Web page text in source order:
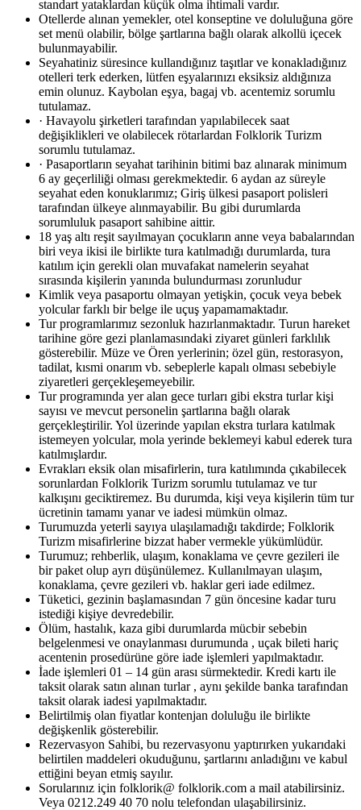
standart yataklardan küçük olma ihtimali vardır.
Otellerde alınan yemekler, otel konseptine ve doluluğuna göre
set menü olabilir, bölge şartlarına bağlı olarak alkollü içecek
bulunmayabilir.
Seyahatiniz süresince kullandığınız taşıtlar ve konakladığınız
otelleri terk ederken, lütfen eşyalarınızı eksiksiz aldığınıza
emin olunuz. Kaybolan eşya, bagaj vb. acentemiz sorumlu
tutulamaz.
· Havayolu şirketleri tarafından yapılabilecek saat
değişiklikleri ve olabilecek rötarlardan Folklorik Turizm
sorumlu tutulamaz.
· Pasaportların seyahat tarihinin bitimi baz alınarak minimum
6 ay geçerliliği olması gerekmektedir. 6 aydan az süreyle
seyahat eden konuklarımız; Giriş ülkesi pasaport polisleri
tarafından ülkeye alınmayabilir. Bu gibi durumlarda
sorumluluk pasaport sahibine aittir.
18 yaş altı reşit sayılmayan çocukların anne veya babalarından
biri veya ikisi ile birlikte tura katılmadığı durumlarda, tura
katılım için gerekli olan muvafakat namelerin seyahat
sırasında kişilerin yanında bulundurması zorunludur
Kimlik veya pasaportu olmayan yetişkin, çocuk veya bebek
yolcular farklı bir belge ile uçuş yapamamaktadır.
Tur programlarımız sezonluk hazırlanmaktadır. Turun hareket
tarihine göre gezi planlamasındaki ziyaret günleri farklılık
gösterebilir. Müze ve Ören yerlerinin; özel gün, restorasyon,
tadilat, kısmi onarım vb. sebeplerle kapalı olması sebebiyle
ziyaretleri gerçekleşemeyebilir.
Tur programında yer alan gece turları gibi ekstra turlar kişi
sayısı ve mevcut personelin şartlarına bağlı olarak
gerçekleştirilir. Yol üzerinde yapılan ekstra turlara katılmak
istemeyen yolcular, mola yerinde beklemeyi kabul ederek tura
katılmışlardır.
Evrakları eksik olan misafirlerin, tura katılımında çıkabilecek
sorunlardan Folklorik Turizm sorumlu tutulamaz ve tur
kalkışını geciktiremez. Bu durumda, kişi veya kişilerin tüm tur
ücretinin tamamı yanar ve iadesi mümkün olmaz.
Turumuzda yeterli sayıya ulaşılamadığı takdirde; Folklorik
Turizm misafirlerine bizzat haber vermekle yükümlüdür.
Turumuz; rehberlik, ulaşım, konaklama ve çevre gezileri ile
bir paket olup ayrı düşünülemez. Kullanılmayan ulaşım,
konaklama, çevre gezileri vb. haklar geri iade edilmez.
Tüketici, gezinin başlamasından 7 gün öncesine kadar turu
istediği kişiye devredebilir.
Ölüm, hastalık, kaza gibi durumlarda mücbir sebebin
belgelenmesi ve onaylanması durumunda , uçak bileti hariç
acentenin prosedürüne göre iade işlemleri yapılmaktadır.
İade işlemleri 01 – 14 gün arası sürmektedir. Kredi kartı ile
taksit olarak satın alınan turlar , aynı şekilde banka tarafından
taksit olarak iadesi yapılmaktadır.
Belirtilmiş olan fiyatlar kontenjan doluluğu ile birlikte
değişkenlik gösterebilir.
Rezervasyon Sahibi, bu rezervasyonu yaptırırken yukarıdaki
belirtilen maddeleri okuduğunu, şartlarını anladığını ve kabul
ettiğini beyan etmiş sayılır.
Sorularınız için folklorik@ folklorik.com a mail atabilirsiniz.
Veya 0212.249 40 70 nolu telefondan ulaşabilirsiniz.